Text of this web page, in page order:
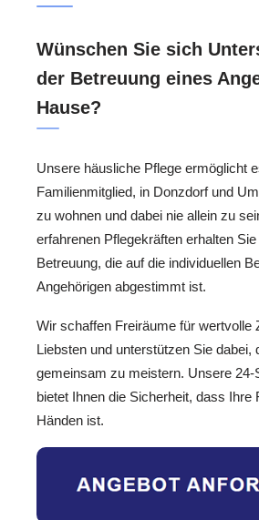
Wünschen Sie sich
der Betreuung eines
Hause?
Unsere häusliche Pflege ermöglicht
Familienmitglied, in Donzdorf und
zu wohnen und dabei nie allein zu
erfahrenen Pflegekräften erhalten
Betreuung, die auf die individuellen
Angehörigen abgestimmt ist.
Wir schaffen Freiräume für wertvolle
Liebsten und unterstützen Sie dabei,
gemeinsam zu meistern. Unsere 24-
bietet Ihnen die Sicherheit, dass Ihre
Händen ist.